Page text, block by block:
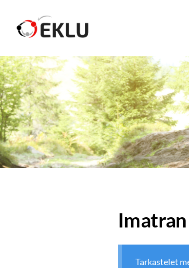
sivun
sisältöön
Etelä-Karjalan Liikunta ja Urheilu
Tarkastelet